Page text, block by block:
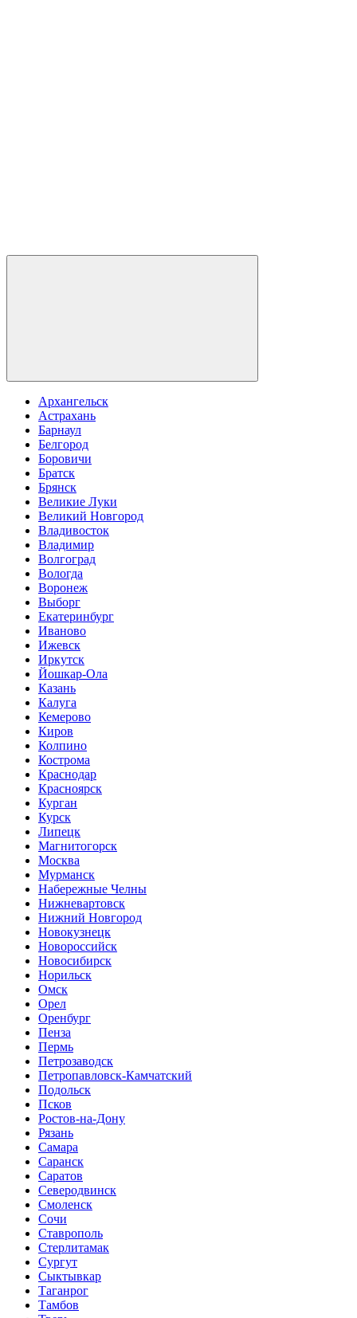
Архангельск
Астрахань
Барнаул
Белгород
Боровичи
Братск
Брянск
Великие Луки
Великий Новгород
Владивосток
Владимир
Волгоград
Вологда
Воронеж
Выборг
Екатеринбург
Иваново
Ижевск
Иркутск
Йошкар-Ола
Казань
Калуга
Кемерово
Киров
Колпино
Кострома
Краснодар
Красноярск
Курган
Курск
Липецк
Магнитогорск
Москва
Мурманск
Набережные Челны
Нижневартовск
Нижний Новгород
Новокузнецк
Новороссийск
Новосибирск
Норильск
Омск
Орел
Оренбург
Пенза
Пермь
Петрозаводск
Петропавловск-Камчатский
Подольск
Псков
Ростов-на-Дону
Рязань
Самара
Саранск
Саратов
Северодвинск
Смоленск
Сочи
Ставрополь
Стерлитамак
Сургут
Сыктывкар
Таганрог
Тамбов